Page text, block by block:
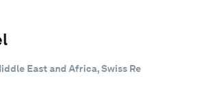
East and Africa, Swiss Re